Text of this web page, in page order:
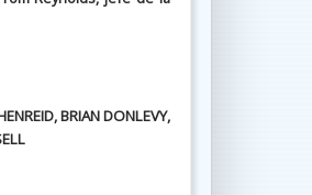
BRIAN DONLEVY,